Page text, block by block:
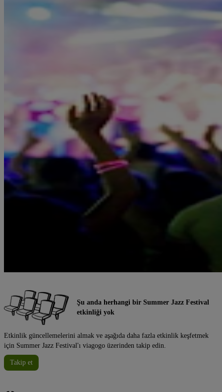
Şu anda herhangi bir Summer Jazz Festival
etkinliği yok
Etkinlik güncellemelerini almak ve aşağıda daha fazla etkinlik keşfetmek
için Summer Jazz Festival'ı viagogo üzerinden takip edin.
Takip et